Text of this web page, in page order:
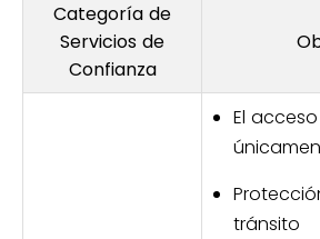
Categoría de
Servicios de
Confianza
El
tránsito